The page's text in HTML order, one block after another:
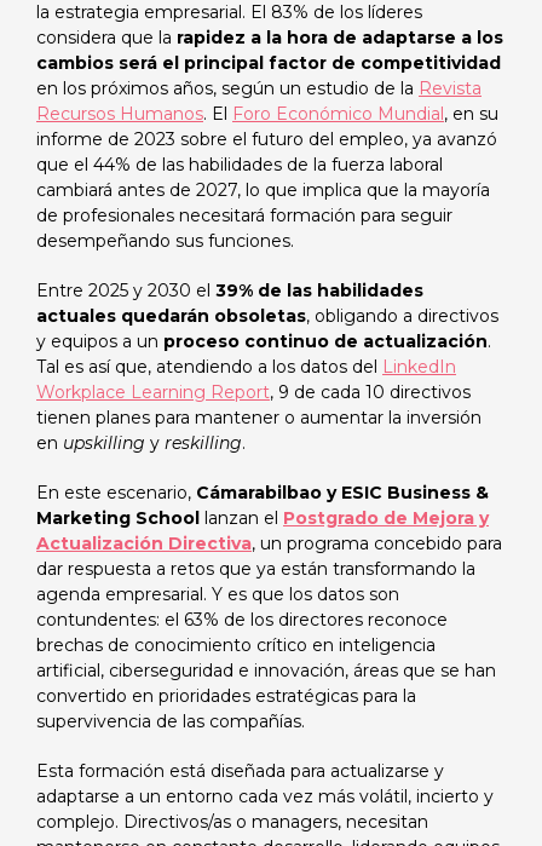
la estrategia empresarial. El 83% de los líderes
considera que la rapidez a la hora de adaptarse a los
cambios será el principal factor de competitividad
en los próximos años, según un estudio de la Revista
Recursos Humanos. El Foro Económico Mundial , en su
informe de 2023 sobre el futuro del empleo, ya avanzó
que el 44% de las habilidades de la fuerza laboral
cambiará antes de 2027, lo que implica que la mayoría
de profesionales necesitará formación para seguir
desempeñando sus funciones.
Entre 2025 y 2030 el 39% de las habilidades
actuales quedarán obsoletas, obligando a directivos
y equipos a un proceso continuo de actualización.
Tal es así que, atendiendo a los datos del
LinkedIn
Workplace Learning Report, 9 de cada 10 directivos
tienen planes para mantener o aumentar la inversión
en upskilling y reskilling.
En este escenario, Cámarabilbao y ESIC Business &
Marketing School
lanzan el Postgrado de Mejora y
Actualización Directiva, un programa concebido para
dar respuesta a retos que ya están transformando la
agenda empresarial. Y es que los datos son
contundentes: el 63% de los directores reconoce
brechas de conocimiento crítico en inteligencia
artificial, ciberseguridad e innovación, áreas que se han
convertido en prioridades estratégicas para la
supervivencia de las compañías.
Esta formación está diseñada para actualizarse y
adaptarse a un entorno cada vez más volátil, incierto y
complejo. Directivos/as o managers, necesitan